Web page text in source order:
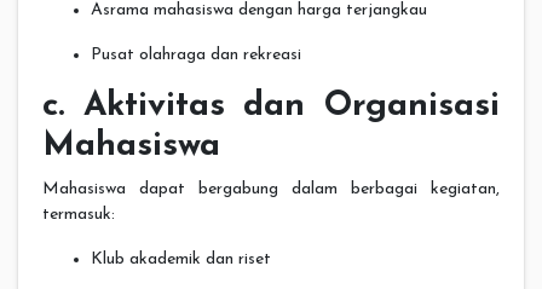
Asrama mahasiswa dengan harga terjangkau
Pusat olahraga dan rekreasi
c. Aktivitas dan Organisasi
Mahasiswa
Mahasiswa dapat bergabung dalam berbagai kegiatan,
termasuk:
Klub akademik dan riset